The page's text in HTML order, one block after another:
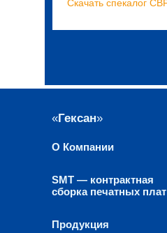
Скачать cпекалог
«Гексан»
Продукция
SMT — контрактная
сборка печатных плат
О Компании